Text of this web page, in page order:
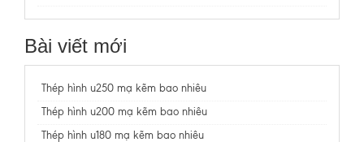
Bài viết mới
Thép hình u250 mạ kẽm bao nhiêu
Thép hình u200 mạ kẽm bao nhiêu
Thép hình u180 mạ kẽm bao nhiêu